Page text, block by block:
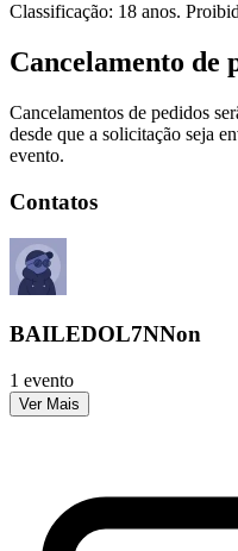
Classificação: 18 anos.
Cancelamento de
Cancelamentos de pedidos
desde que a solicitação seja
evento.
Contatos
BAILEDOL7NNon
1 evento
Ver Mais